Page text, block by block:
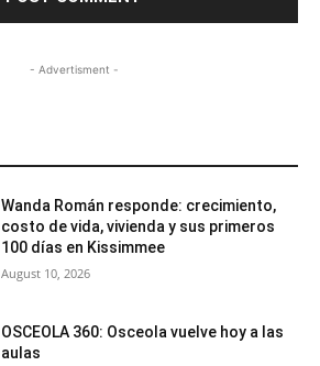
- Advertisment -
Wanda Román responde: crecimiento,
costo de vida, vivienda y sus primeros
100 días en Kissimmee
August 10, 2026
OSCEOLA 360: Osceola vuelve hoy a las
aulas